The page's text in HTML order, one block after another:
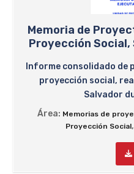
Memoria de
Proyección Social,
Informe consolidado de
proyección social,
Salvador
Área: Memorias de
Proyección Social,